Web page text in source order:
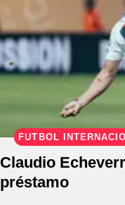
FÚTBOL
Claudio
préstamo